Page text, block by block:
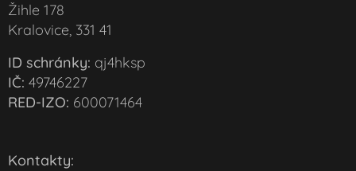
Žihle 178
Kralovice, 331 41
ID schránky: qj4hksp
IČ: 49746227
RED-IZO: 600071464
Kontakty: